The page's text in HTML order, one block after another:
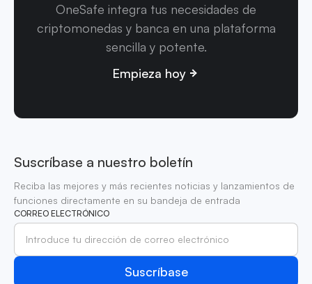
OneSafe integra tus necesidades de
criptomonedas y banca en una plataforma
sencilla y potente.
Empieza hoy
Suscríbase a nuestro boletín
Reciba las mejores y más recientes noticias y lanzamientos de
funciones directamente en su bandeja de entrada
CORREO ELECTRÓNICO